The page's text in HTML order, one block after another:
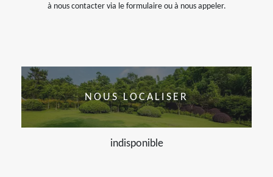
à nous contacter via le formulaire ou à nous appeler.
NOUS LOCALISER
indisponible